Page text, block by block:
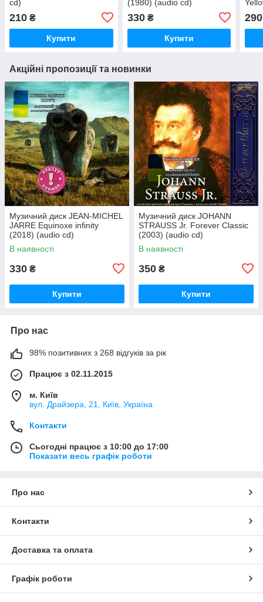
cd)
210 ₴
Купити
(1980) (audio cd)
330₴
Купити
290
Акційні пропозиції та новинки
Музичний диск JEAN-MICHEL
JARRE Equinoxe infinity
(2018) (audio cd)
В наявності
330 ₴
Купити
Музичний диск JOHANN
STRAUSS Jr. Forever Classic
(2003) (audio cd)
В наявності
350 ₴
Купити
Про нас
98% позитивних з 268 відгуків за рік
Працює з 02.11.2015
м. Київ
вул. Драйзера, 21, Київ, Україна
Контакти
Сьогодні працює з 10:00 до 17:00
Показати весь графік роботи
Про нас
Контакти
Доставка та оплата
Графік роботи